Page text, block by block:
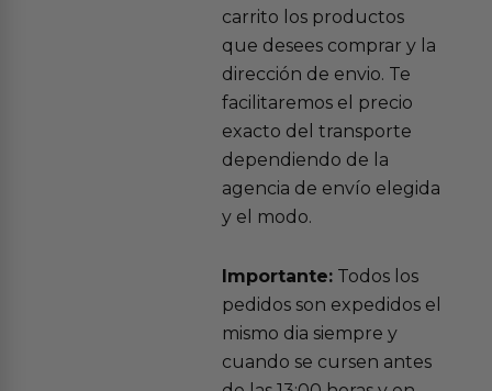
carrito los productos
que desees comprar y la
dirección de envio. Te
facilitaremos el precio
exacto del transporte
dependiendo de la
agencia de envío elegida
y el modo.
Importante:Todos los
pedidos son expedidos el
mismo dia siempre y
cuando se cursen antes